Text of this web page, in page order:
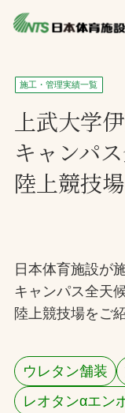
私たちの強み
ニュース
プレスリリース
レポート
会社概要
採用情報
お問合せ
施工・管理実績一覧
上武大学
キャンパ
陸上競技場
日本体育施設が
キャンパス全天
陸上競技場をご
ウレタン舗装
レオタンαエン